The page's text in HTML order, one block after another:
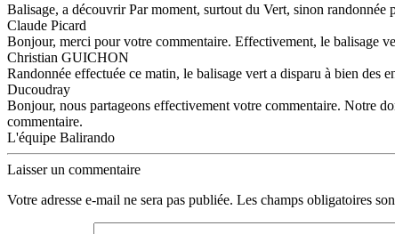
Balisage, a découvrir Par moment, surtout du Vert, sinon randonnée
Claude Picard
Bonjour, merci pour votre commentaire. Effectivement, le balisage
Christian GUICHON
Randonnée effectuée ce matin, le balisage vert a disparu à bien des
Ducoudray
Bonjour, nous partageons effectivement votre commentaire. Notre
commentaire.
L'équipe Balirando
Laisser un commentaire
Votre adresse e-mail ne sera pas publiée. Les champs obligatoires